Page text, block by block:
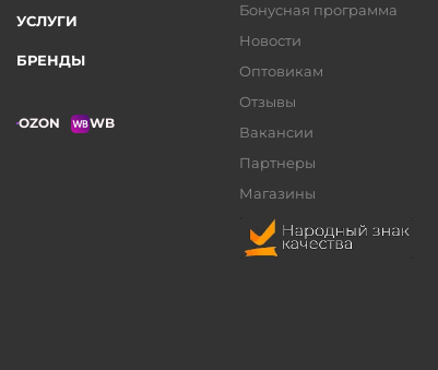
УСЛУГИ
БРЕНДЫ
OZON WB
Бонусная программа
Новости
Оптовикам
Отзывы
Вакансии
Партнеры
Магазины